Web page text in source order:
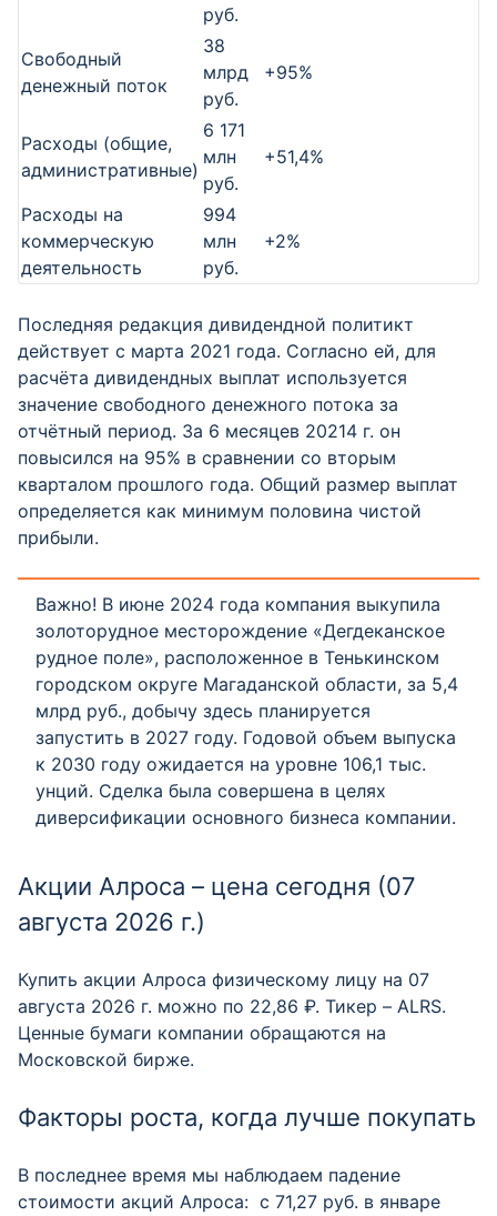
руб.
Свободный
денежный поток
38
млрд
руб.
+95%
Расходы (общие,
административные)
6 171
млн
руб.
+51,4%
Расходы на
коммерческую
деятельность
994
млн
руб.
+2%
Последняя редакция дивидендной политикт
действует с марта 2021 года. Согласно ей, для
расчёта дивидендных выплат используется
значение свободного денежного потока за
отчётный период. За 6 месяцев 20214 г. он
повысился на 95% в сравнении со вторым
кварталом прошлого года. Общий размер выплат
определяется как минимум половина чистой
прибыли.
Важно! В июне 2024 года компания выкупила
золоторудное месторождение «Дегдеканское
рудное поле», расположенное в Тенькинском
городском округе Магаданской области, за 5,4
млрд руб., добычу здесь планируется
запустить в 2027 году. Годовой объем выпуска
к 2030 году ожидается на уровне 106,1 тыс.
унций. Сделка была совершена в целях
диверсификации основного бизнеса компании.
Акции Алроса – цена сегодня (07
августа 2026 г.)
Купить акции Алроса физическому лицу на 07
августа 2026 г. можно по 22,86 ₽. Тикер – ALRS.
Ценные бумаги компании обращаются на
Московской бирже.
Факторы роста, когда лучше покупать
В последнее время мы наблюдаем падение
стоимости акций Алроса: с 71,27 руб. в январе